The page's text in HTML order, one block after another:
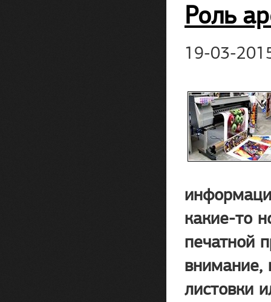
Роль
19-03-
какие-то
печатной
внимание,
листовки